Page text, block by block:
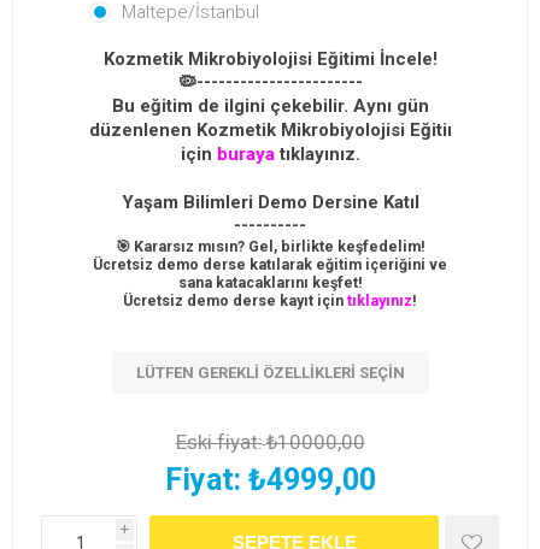
Maltepe/İstanbul
Kozmetik Mikrobiyolojisi Eğitimi İncele!
🦠-----------------------
Bu eğitim de ilgini çekebilir. Aynı gün
düzenlenen Kozmetik Mikrobiyolojisi Eğitimi
için burayatıklayınız.
Yaşam Bilimleri Demo Dersine Katıl
----------
🎯 Kararsız mısın? Gel, birlikte keşfedelim!
Ücretsiz demo derse katılarak eğitim içeriğini ve
sana katacaklarını keşfet!
Ücretsiz demo derse kayıt için tıklayınız!
LÜTFEN GEREKLI ÖZELLIKLERI SEÇIN
Eski fiyat:₺10000,00
Fiyat: ₺4999,00
i